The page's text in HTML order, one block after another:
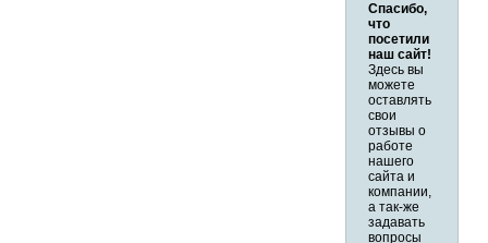
Спасибо,
что
посетили
наш сайт!
Здесь вы
можете
оставлять
свои
отзывы о
работе
нашего
сайта и
компании,
а так-же
задавать
вопросы